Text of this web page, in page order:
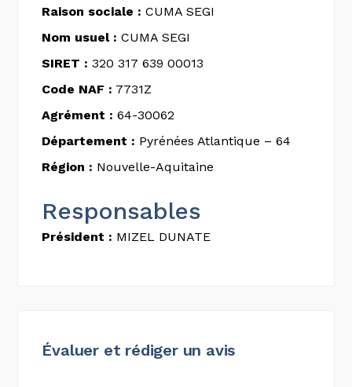
Raison sociale : CUMA SEGI
Nom usuel : CUMA SEGI
SIRET : 320 317 639 00013
Code NAF : 7731Z
Agrément : 64-30062
Département : Pyrénées Atlantique – 64
Région : Nouvelle-Aquitaine
Responsables
Président : MIZEL DUNATE
Évaluer et rédiger un avis